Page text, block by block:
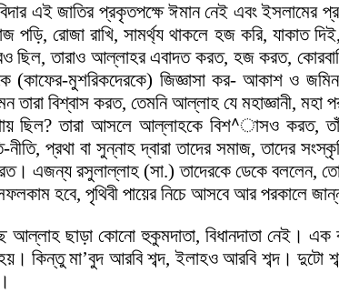
এই জাতির প্রকৃতপক্ষে ঈমান নেই এবং
পড়ি, রোজা রাখি, সামর্থ্য থাকলে হজ করি, যাকাত
ছিল, তারাও আল্লাহর এবাদত করত, হজ করত,
(কাফের-মুশরিকদেরকে) জিজ্ঞাসা কর- আকাশ ও
বিশ্বাস করত, তেমনি আল্লাহ যে মহাজ্ঞানী, মহা
ছিল? তারা আসলে আল্লাহকে বিশ^াসও করত,
নীতি, প্রথা বা সুন্নাহ দ্বারা তাদের সমাজ, তাদের
এজন্য রসুলাল্লাহ (সা.) তাদেরকে ডেকে বললেন,
হবে, পৃথিবী পায়ের নিচে আসবে আর পরকালে
ছাড়া কোনো হুকুমদাতা, বিধানদাতা নেই। এক
হয়। কিন্তু মা’বুদ আরবি শব্দ, ইলাহও আরবি শব্দ।